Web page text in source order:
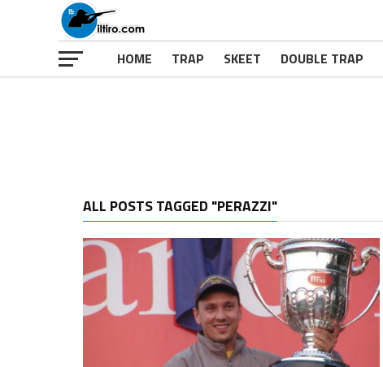
HOME TRAP SKEET DOUBLE TRAP
ALL POSTS TAGGED "PERAZZI"